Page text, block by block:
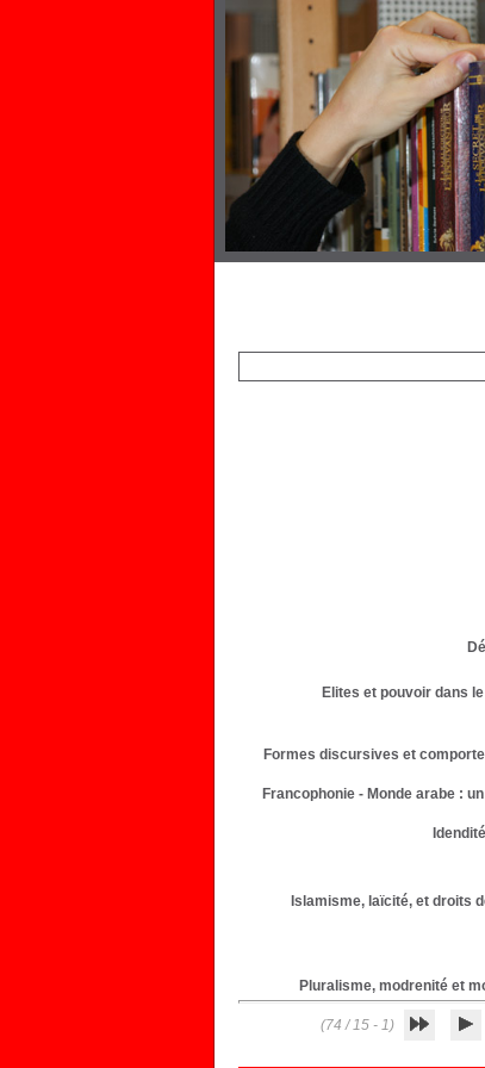
Elites et pouvoir dans
Formes discursives et
Francophonie - Monde arabe :
Islamisme, laïcité, et droits
Pluralisme, modrenité et
(1 - 15 / 74)